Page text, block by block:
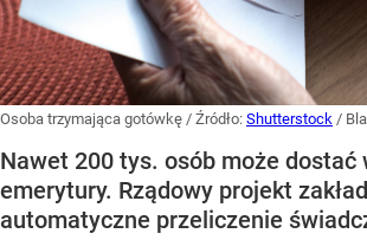
Osoba trzymająca gotówkę / Źródło: Shutterstock /
Nawet 200 tys. osób może dostać
emerytury. Rządowy projekt
automatyczne przeliczenie